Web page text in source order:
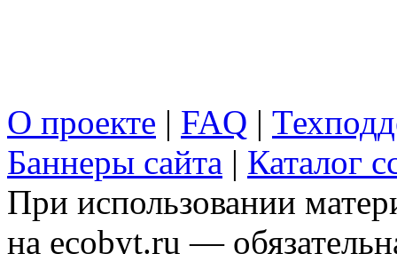
О проекте | FAQ |
Баннеры сайта | Каталог
При использовании
на ecobyt.ru —